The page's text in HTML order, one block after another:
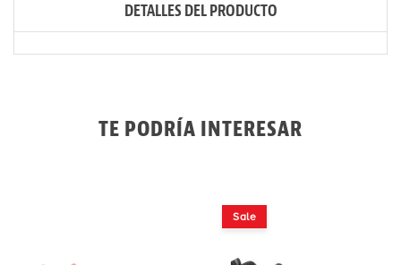
DETALLES DEL PRODUCTO
TE PODRÍA INTERESAR
Sale